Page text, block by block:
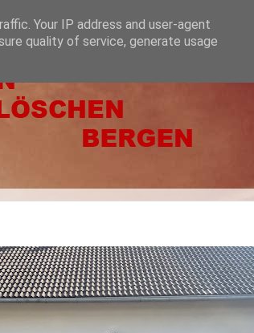
Your IP address and user-agent
quality of service, generate usage